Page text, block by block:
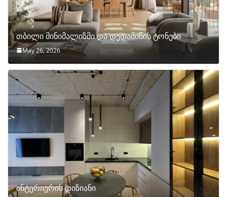
თბილი მინიმალიზმი და დედამიწის ტონები
May 26, 2026
ინტერიერის დიზიანი